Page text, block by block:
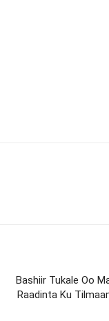
Bashiir Tukale Oo
Raadinta Ku